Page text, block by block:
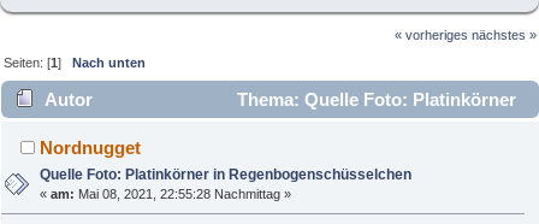
« vorheriges nächstes »
Seiten: [1]Nach unten
Autor
Thema: Quelle Foto: Platinkörner
in Regenbogenschüsselchen (Gelesen 27759 mal)
Nordnugget
Quelle Foto: Platinkörner in Regenbogenschüsselchen
«am: Mai 08, 2021, 22:55:28 Nachmittag »